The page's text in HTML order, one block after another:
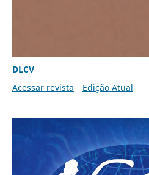
DLCV
Acessar revista
Edição Atual